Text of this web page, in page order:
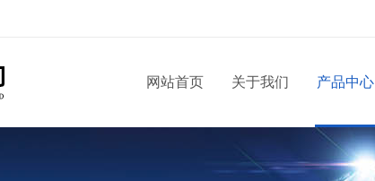
网站首页 关于我们 产品中心